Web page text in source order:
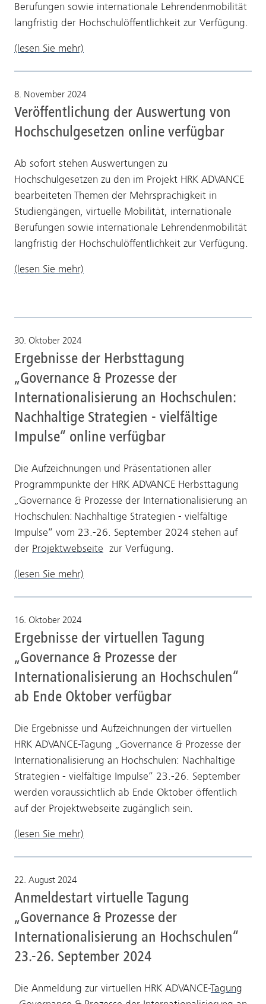
Berufungen sowie internationale Lehrendenmobilität
langfristig der Hochschulöffentlichkeit zur Verfügung.
(lesen Sie mehr)
8. November 2024
Veröffentlichung der Auswertung von
Hochschulgesetzen online verfügbar
Ab sofort stehen Auswertungen zu
Hochschulgesetzen zu den im Projekt HRK ADVANCE
bearbeiteten Themen der Mehrsprachigkeit in
Studiengängen, virtuelle Mobilität, internationale
Berufungen sowie internationale Lehrendenmobilität
langfristig der Hochschulöffentlichkeit zur Verfügung.
(lesen Sie mehr)
30. Oktober 2024
Ergebnisse der Herbsttagung
„Governance & Prozesse der
Internationalisierung an Hochschulen:
Nachhaltige Strategien - vielfältige
Impulse“ online verfügbar
Die Aufzeichnungen und Präsentationen aller
Programmpunkte der HRK ADVANCE Herbsttagung
„Governance & Prozesse der Internationalisierung an
Hochschulen: Nachhaltige Strategien - vielfältige
Impulse“ vom 23.-26. September 2024 stehen auf
der Projektwebseite zur Verfügung.
(lesen Sie mehr)
16. Oktober 2024
Ergebnisse der virtuellen Tagung
„Governance & Prozesse der
Internationalisierung an Hochschulen“
ab Ende Oktober verfügbar
Die Ergebnisse und Aufzeichnungen der virtuellen
HRK ADVANCE-Tagung „Governance & Prozesse der
Internationalisierung an Hochschulen: Nachhaltige
Strategien - vielfältige Impulse“ 23.-26. September
werden voraussichtlich ab Ende Oktober öffentlich
auf der Projektwebseite zugänglich sein.
(lesen Sie mehr)
22. August 2024
Anmeldestart virtuelle Tagung
„Governance & Prozesse der
Internationalisierung an Hochschulen“
23.-26. September 2024
Die Anmeldung zur virtuellen HRK ADVANCE-Tagung